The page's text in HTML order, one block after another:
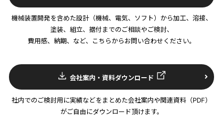
機械装置開発を含めた設計（機械、電気、ソフト）から加工、溶接、
塗装、組立、据付までのご相談やご検討、
費用感、納期、など、こちらからお問い合わせください。
会社案内・資料ダウンロード
社内でのご検討用に実績などをまとめた会社案内や関連資料（PDF）
がご自由にダウンロード頂けます。